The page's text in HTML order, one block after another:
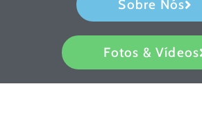
Sobre Nós
Fotos & Vídeos